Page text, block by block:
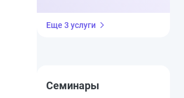
Еще 3 услуги
Семинары